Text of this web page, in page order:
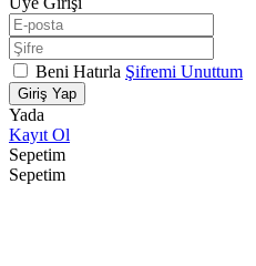
Beni Hatırla Şifremi Unuttum
Giriş Yap
Yada
Kayıt Ol
Sepetim
Sepetim